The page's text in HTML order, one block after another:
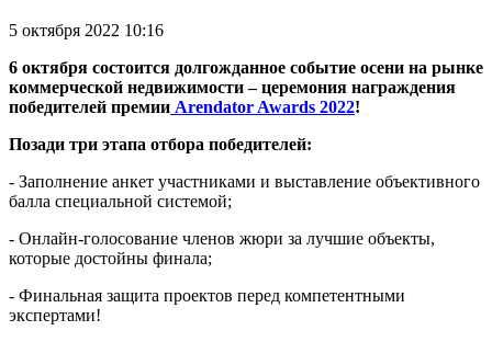
5 октября 2022 10:16
6 октября состоится долгожданное событие осени на рынке
коммерческой недвижимости – церемония награждения
победителей премии Arendator Awards 2022!
Позади три этапа отбора победителей:
- Заполнение анкет участниками и выставление объективного
балла специальной системой;
- Онлайн-голосование членов жюри за лучшие объекты,
которые достойны финала;
- Финальная защита проектов перед компетентными
экспертами!